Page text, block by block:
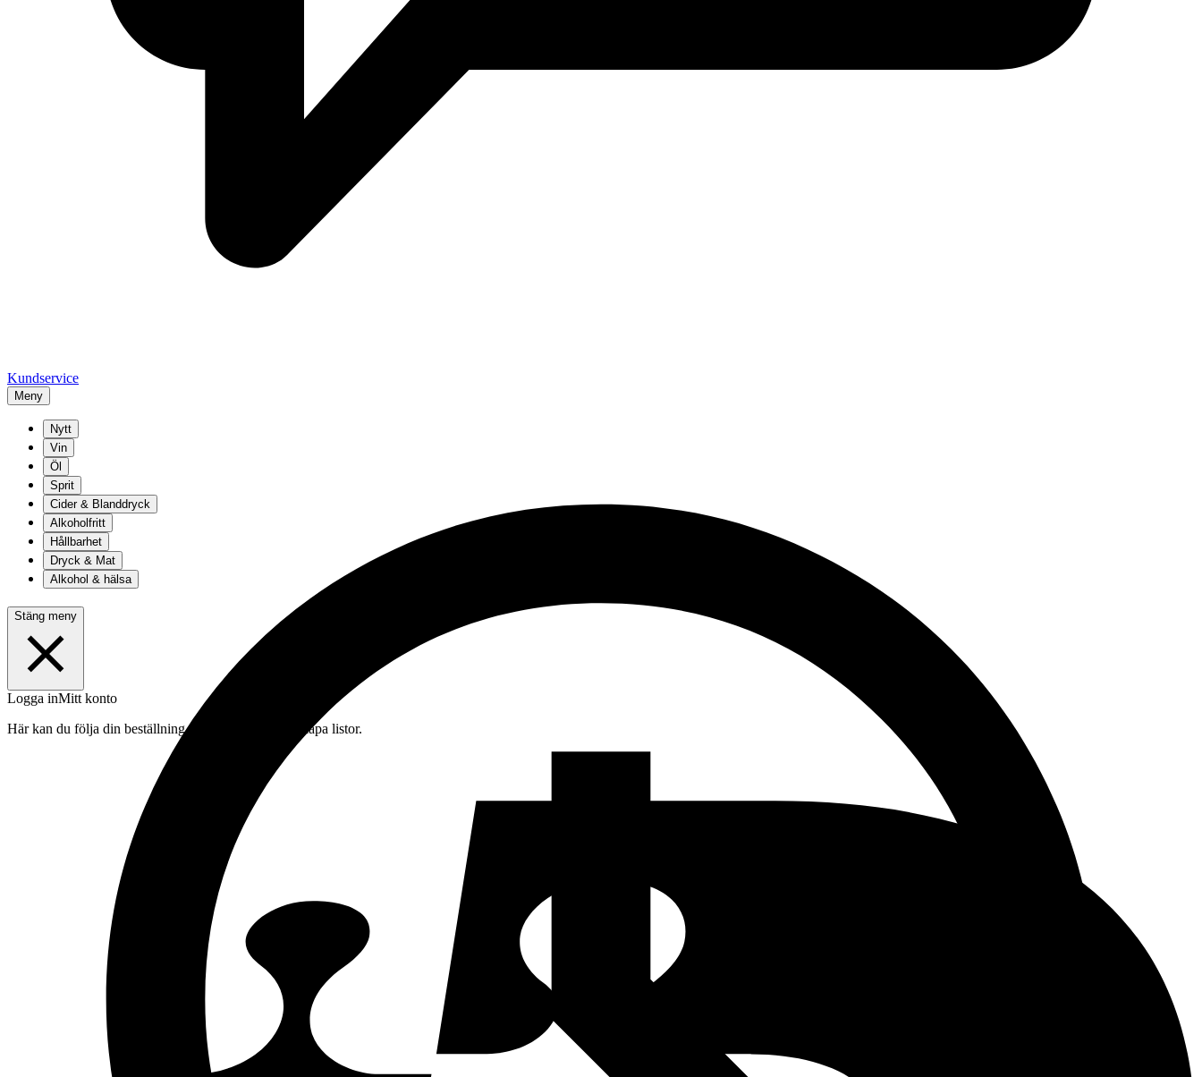
Kundservice
Meny
Nytt
Vin
Öl
Sprit
Cider & Blanddryck
Alkoholfritt
Hållbarhet
Dryck & Mat
Alkohol & hälsa
Stäng meny
Logga inMitt konto
Här kan du följa din beställning, spara drycker och skapa listor.